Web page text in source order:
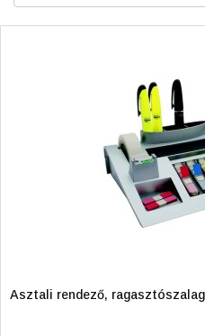
Asztali rendező,